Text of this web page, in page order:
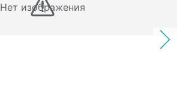
Нет изображения